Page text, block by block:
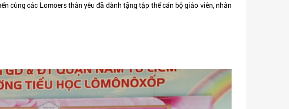
cùng các Lomoers thân yêu đã dành tặng tập thể cán bộ giáo viên, nhân